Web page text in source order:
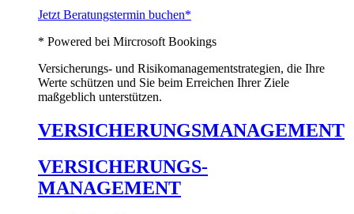
Jetzt Beratungstermin buchen*
* Powered bei Mircrosoft Bookings
Versicherungs- und Risikomanagementstrategien, die Ihre
Werte schützen und Sie beim Erreichen Ihrer Ziele
maßgeblich unterstützen.
VERSICHERUNGSMANAGEMENT
VERSICHERUNGS-
MANAGEMENT